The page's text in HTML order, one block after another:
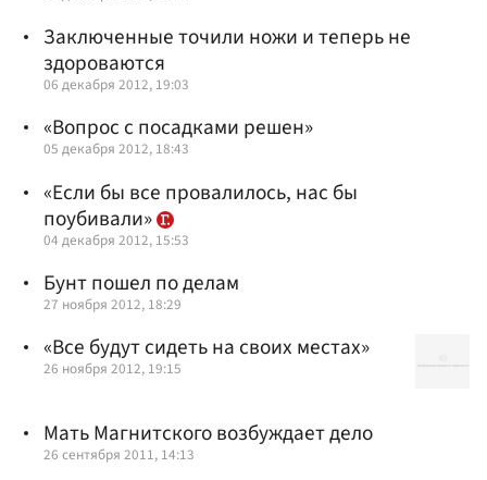
Заключенные точили ножи и теперь не
здороваются
06 декабря 2012, 19:03
«Вопрос с посадками решен»
05 декабря 2012, 18:43
«Если бы все провалилось, нас бы
поубивали»
04 декабря 2012, 15:53
Бунт пошел по делам
27 ноября 2012, 18:29
«Все будут сидеть на своих местах»
26 ноября 2012, 19:15
Мать Магнитского возбуждает дело
26 сентября 2011, 14:13